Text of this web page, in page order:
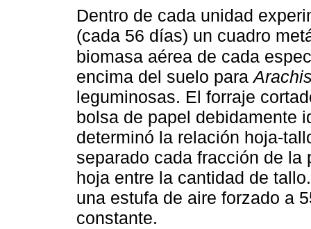
Dentro de cada unidad
(cada 56 días) un cuadro
biomasa aérea de cada
encima del suelo para
leguminosas. El forraje
bolsa de papel debidamente
determinó la relación hoja-
separado cada fracción de
hoja entre la cantidad de
una estufa de aire forzado a
constante.